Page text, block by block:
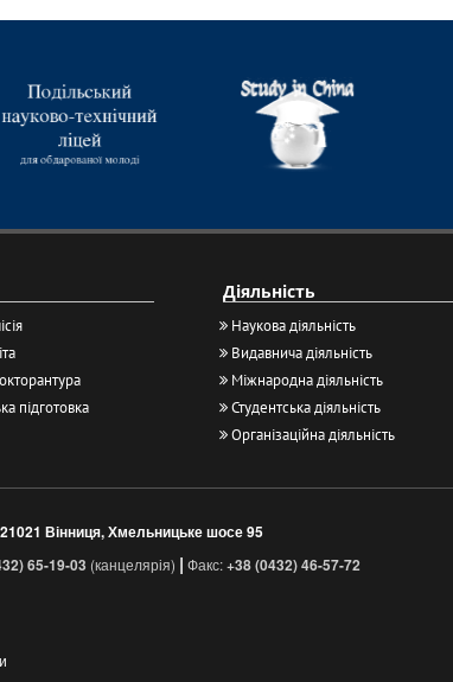
підготовка
Діяльність
Наукова діяльність
Видавнича діяльність
Міжнародна діяльність
Студентська діяльність
Організаційна діяльність
21021 Вінниця, Хмельницьке шосе 95
65-19-03 (канцелярія) | Факс:+38 (0432) 46-57-72